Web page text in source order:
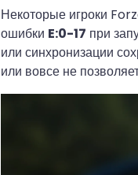
Roblox
Некоторые игроки
ошибки E:0-17 при
или синхронизации
или вовсе не